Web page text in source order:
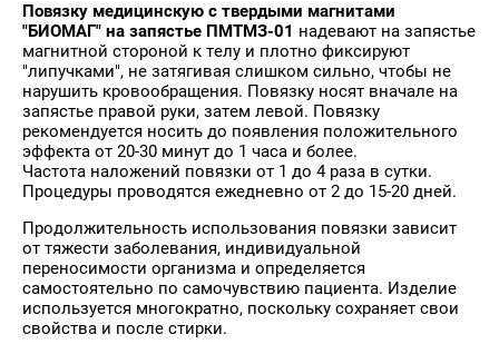
Повязку медицинскую с твердыми магнитами
"БИОМАГ" на запястье ПМТМЗ-01 надевают на запястье
магнитной стороной к телу и плотно фиксируют
"липучками", не затягивая слишком сильно, чтобы не
нарушить кровообращения. Повязку носят вначале на
запястье правой руки, затем левой. Повязку
рекомендуется носить до появления положительного
эффекта от 20-30 минут до 1 часа и более.
Частота наложений повязки от 1 до 4 раза в сутки.
Процедуры проводятся ежедневно от 2 до 15-20 дней.
Продолжительность использования повязки зависит
от тяжести заболевания, индивидуальной
переносимости организма и определяется
самостоятельно по самочувствию пациента. Изделие
используется многократно, поскольку сохраняет свои
свойства и после стирки.